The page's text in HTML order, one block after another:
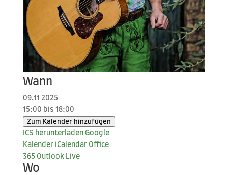
Wann
09.11 2025
15:00 bis 18:00
Zum Kalender hinzufügen
ICS her­un­ter­la­den Goog­le
Kalender iCal­en­dar Office
365 Out­look Live
Wo